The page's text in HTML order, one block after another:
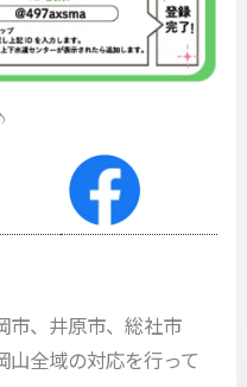
市、井原市、総社市
全域の対応を行って